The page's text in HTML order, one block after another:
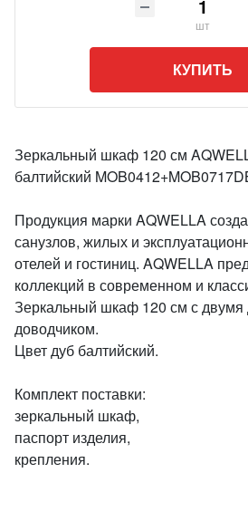
шт
КУПИТЬ
Зеркальный шкаф 120 см
балтийский
Продукция марки AQWELLA
санузлов, жилых и
отелей и гостиниц. AQWELLA
коллекций в современном и
Зеркальный шкаф 120 см с двумя
доводчиком.
Цвет дуб балтийский.
Комплект поставки:
зеркальный шкаф,
паспорт изделия,
крепления.